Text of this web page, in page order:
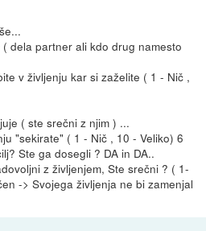
dela partner ali kdo drug namesto
v življenju kar si zaželite ( 1 - Nič ,
( ste srečni z njim ) ...
"sekirate" ( 1 - Nič , 10 - Veliko) 6
Ste ga dosegli ? DA in DA..
z življenjem, Ste srečni ? ( 1-
-> Svojega življenja ne bi zamenjal